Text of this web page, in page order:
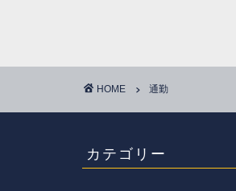
HOME 通勤
カテゴリー